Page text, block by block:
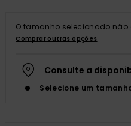
O tamanho selecionado
Comprar outras opções
Consulte a
Selecione um